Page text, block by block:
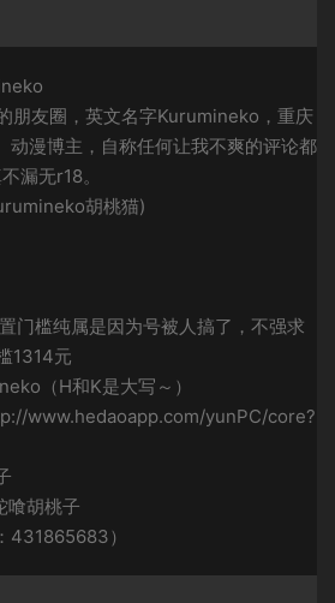
朋友圈，英文名字Kurumineko，重庆
动漫博主，自称任何让我不爽的评论都
漏无r18。
胡桃猫)
门槛纯属是因为号被人搞了，不强求
1314元
（H和K是大写～）
www.hedaoapp.com/yunPC/core?
胡桃子
431865683）